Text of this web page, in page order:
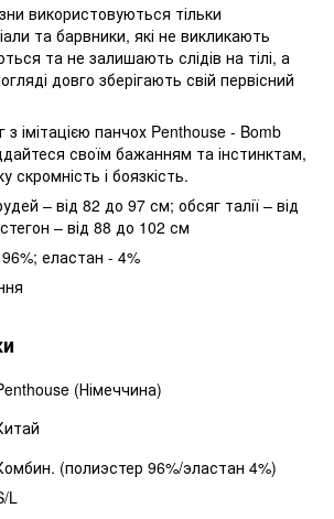
використовуються тільки
та барвники, які не викликають
та не залишають слідів на тілі, а
довго зберігають свій первісний
з імітацією панчох Penthouse - Bomb
своїм бажанням та інстинктам,
скромність і боязкість.
– від 82 до 97 см; обсяг талії – від
– від 88 до 102 см
еластан - 4%
(Німеччина)
(полиэстер 96%/эластан 4%)
L